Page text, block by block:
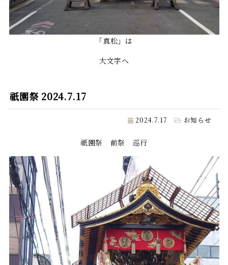
「真松」は
大文字へ
祇園祭 2024.7.17
2024.7.17 お知らせ
祇園祭 前祭 巡行